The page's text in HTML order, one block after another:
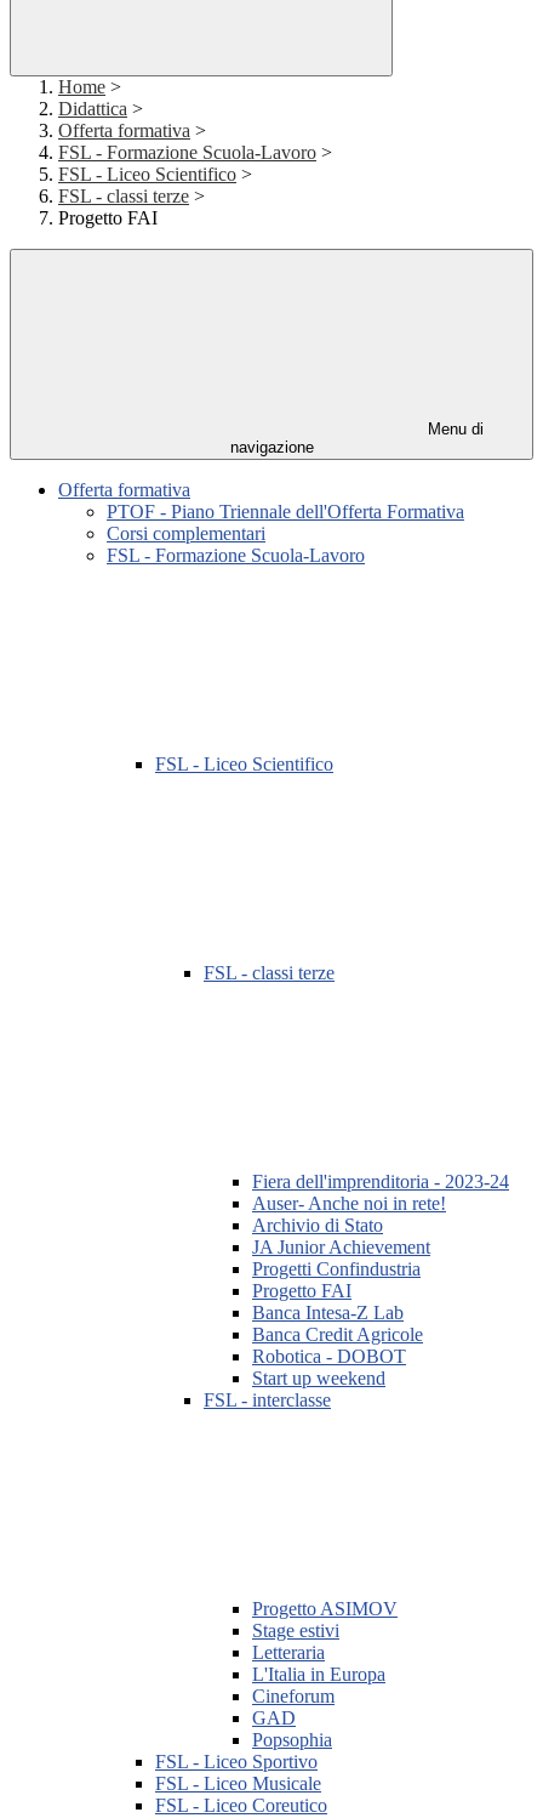
Home >
Didattica >
Offerta formativa >
FSL - Formazione Scuola-Lavoro >
FSL - Liceo Scientifico >
FSL - classi terze >
Progetto FAI
Menu di
navigazione
Offerta formativa
PTOF - Piano Triennale dell'Offerta Formativa
Corsi complementari
FSL - Formazione Scuola-Lavoro
FSL - Liceo Scientifico
FSL - classi terze
Fiera dell'imprenditoria - 2023-24
Auser- Anche noi in rete!
Archivio di Stato
JA Junior Achievement
Progetti Confindustria
Progetto FAI
Banca Intesa-Z Lab
Banca Credit Agricole
Robotica - DOBOT
Start up weekend
FSL - interclasse
Progetto ASIMOV
Stage estivi
Letteraria
L'Italia in Europa
Cineforum
GAD
Popsophia
FSL - Liceo Sportivo
FSL - Liceo Musicale
FSL - Liceo Coreutico